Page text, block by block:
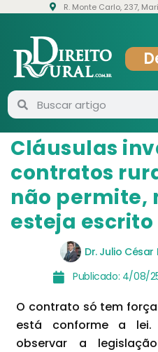
R. Monte Carlo, 237,
Cláusulas
contratos
não permite,
esteja escrito
Dr. Julio
Publicado: 4/08/
O contrato só tem
está conforme a lei.
observar a